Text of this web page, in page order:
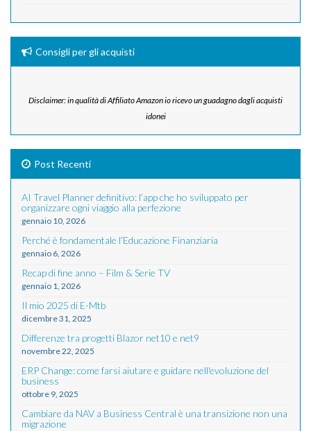
Consigli per gli acquisti
Disclaimer: in qualità di Affiliato Amazon io ricevo un guadagno dagli acquisti
idonei
Post Recenti
AI Travel Planner definitivo: l’app che ho sviluppato per
organizzare ogni viaggio alla perfezione
gennaio 10, 2026
Perché è fondamentale l’Educazione Finanziaria
gennaio 6, 2026
Recap di fine anno – Film & Serie TV
gennaio 1, 2026
Il mio 2025 di E-Mtb
dicembre 31, 2025
Differenze tra progetti Blazor net10 e net9
novembre 22, 2025
ERP Change: come farsi aiutare e guidare nell'evoluzione del
business
ottobre 9, 2025
Cambiare da NAV a Business Central è una transizione non una
migrazione